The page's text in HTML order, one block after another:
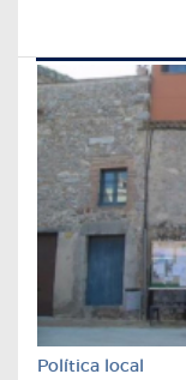
Política local